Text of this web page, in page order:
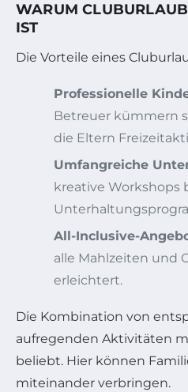
WARUM
IST
Die Vorteile eines
Professionelle
Betreuer kümmern
die Eltern
Umfangreiche
kreative Workshops
All-Inclusive-
alle Mahlzeiten und
erleichtert.
Die Kombination von
aufregenden Aktivitäten
beliebt. Hier können
miteinander verbringen.